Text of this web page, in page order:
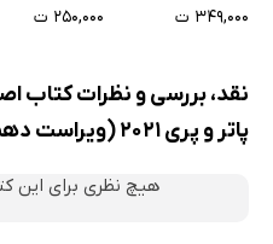
تفکر نقادانه
فرایند پرستاری
۳۴۹,۰۰۰ ت
۲۵۰,۰۰۰ ت
نقد، بررسی و نظرات کتاب
پاتر و پری 2021 (ویراست دهم) - جلد پنجم
هیچ نظری برای این